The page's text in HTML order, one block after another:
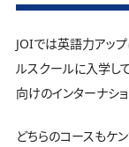
いております。
JOIでは英語力アッ
ルスクールに入学し
向けのインターナシ
どちらのコースもケ